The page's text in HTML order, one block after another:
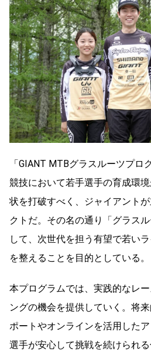
「GIANT MTBグラスルーツプロ
競技において若手選手の育成環
状を打破すべく、ジャイアント
クトだ。その名の通り「グラス
して、次世代を担う有望で若い
を整えることを目的としている。
本プログラムでは、実践的なレ
ングの機会を提供していく。将
ポートやオンラインを活用した
選手が安心して挑戦を続けられ